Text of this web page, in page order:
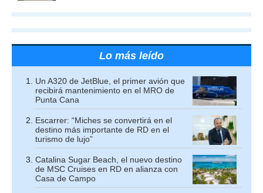
Lo más leído
Un A320 de JetBlue, el primer avión que
recibirá mantenimiento en el MRO de
Punta Cana
Escarrer: “Miches se convertirá en el
destino más importante de RD en el
turismo de lujo”
Catalina Sugar Beach, el nuevo destino
de MSC Cruises en RD en alianza con
Casa de Campo